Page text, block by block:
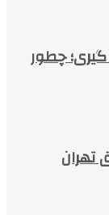
گیری؛ چطور